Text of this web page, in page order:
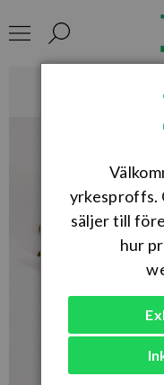
yrkesproffs.
säljer till
hur